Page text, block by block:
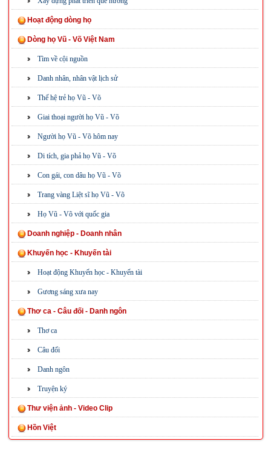
Hoạt động dòng họ
Dòng họ Vũ - Võ Việt Nam
Tìm về cội nguồn
Danh nhân, nhân vật lịch sử
Thế hệ trẻ họ Vũ - Võ
Giai thoại người họ Vũ - Võ
Người họ Vũ - Võ hôm nay
Di tích, gia phả họ Vũ - Võ
Con gái, con dâu họ Vũ - Võ
Trang vàng Liệt sĩ họ Vũ - Võ
Họ Vũ - Võ với quốc gia
Doanh nghiệp - Doanh nhân
Khuyến học - Khuyến tài
Hoạt động Khuyến học - Khuyến tài
Gương sáng xưa nay
Thơ ca - Câu đối - Danh ngôn
Thơ ca
Câu đối
Danh ngôn
Truyện ký
Thư viện ảnh - Video Clip
Hồn Việt